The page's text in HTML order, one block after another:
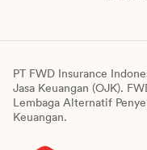
PT FWD Insurance
Jasa Keuangan (OJK).
Lembaga Alternatif
Keuangan.